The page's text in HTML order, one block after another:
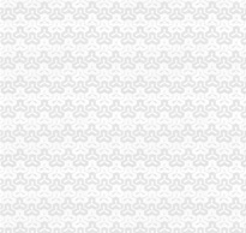
奉节局重庆分公司注销多管齐下
双桥局四举措落实“红盾护民生”
忠县局重庆代办公司新立所倾力
市重庆代办公司局坚持推进区县
市重庆分公司注销局12315综合
市工商局“送教上门”重庆营业执
市重庆代办公司工商局制定2011
渝中区工商分局重庆公司注销狠
酉县委组织部部长陶于祥到酉工